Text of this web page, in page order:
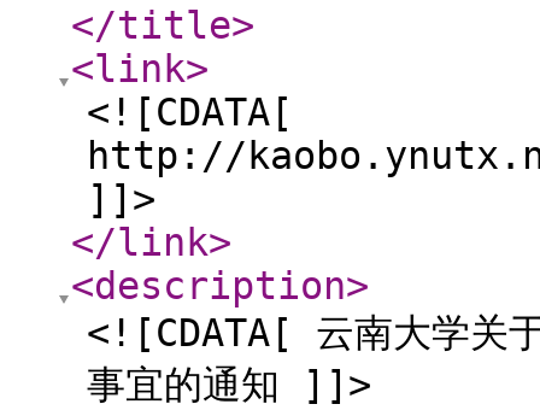
</title>
<link>
<![CDATA[
http://kaobo.ynutx.net/
]]>
</link>
<description>
<![CDATA[ 云南大学关
事宜的通知 ]]>